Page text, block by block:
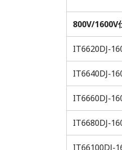
800V/1600V
IT6620DJ-
IT6640DJ-
IT6660DJ-
IT6680DJ-
IT66100DJ-